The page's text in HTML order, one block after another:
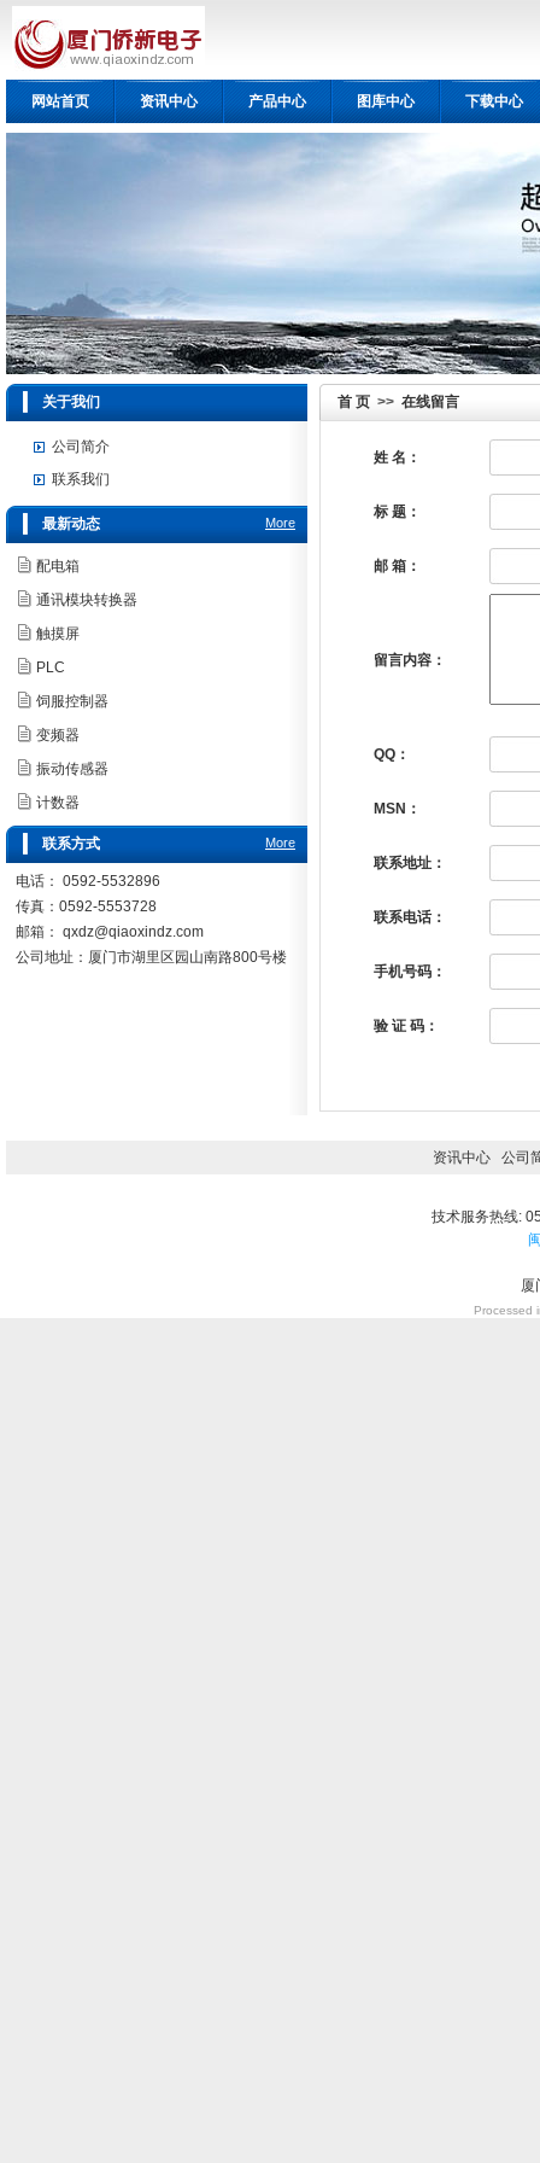
网站首页 资讯中心 产品中心 图库中心 下载中心
首 页 >> 在线留言
姓 名：
标 题：
邮 箱：
留言内容：
QQ：
MSN：
联系地址：
联系电话：
手机号码：
验 证 码：
关于我们
公司简介
联系我们
More
最新动态
配电箱
通讯模块转换器
触摸屏
PLC
饲服控制器
变频器
振动传感器
计数器
More
联系方式
电话： 0592-5532896
传真：0592-5553728
邮箱： qxdz@qiaoxindz.com
公司地址：厦门市湖里区园山南路800号楼
资讯中心 公司
技术服务热线:
Processed